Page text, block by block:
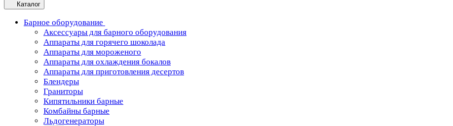
Каталог
Барное оборудование
Аксессуары для барного оборудования
Аппараты для горячего шоколада
Аппараты для мороженого
Аппараты для охлаждения бокалов
Аппараты для приготовления десертов
Блендеры
Граниторы
Кипятильники барные
Комбайны барные
Льдогенераторы